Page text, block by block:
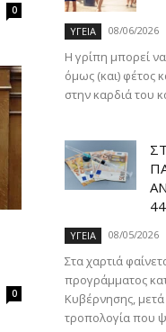
0
0
ΥΓΕΙΑ 08/06/2026
Η γρίπη μπορεί
όμως (και) φέτος
στην καρδιά του
ΥΓΕΙΑ 08/05/2026
Στα χαρτιά
προγράμματος
Κυβέρνησης,
τροπολογία που